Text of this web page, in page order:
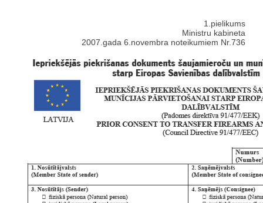
1.pielikums
Ministru kabineta
2007.gada 6.novembra noteikumiem Nr.736